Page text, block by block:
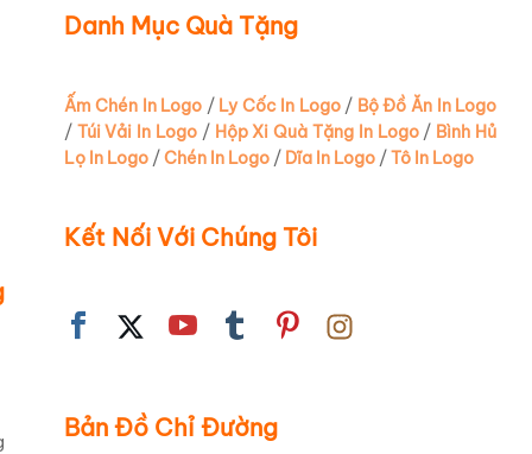
là một
dung
,
cấp.
còn
tinh tế
Danh Mục Quà Tặng
Ấm Chén In Logo / Ly Cốc In Logo/ Bộ Đồ Ăn In Logo
/ Túi Vải In Logo / Hộp Xi Quà Tặng In Logo/ Bình Hủ
Lọ In Logo/Chén In Logo/ Dĩa In Logo/Tô In Logo
Kết Nối Với Chúng Tôi
Bản Đồ Chỉ Đường